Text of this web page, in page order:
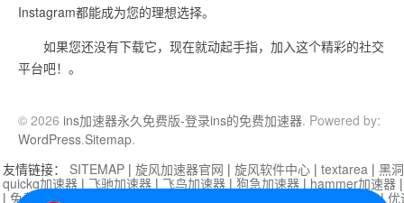
Instagram都能成为您的理想选择。
如果您还没有下载它，现在就动起手指，加入这个精彩的社交
平台吧！。
© 2026 ins加速器永久免费版-登录ins的免费加速器. Powered by:
WordPress.Sitemap.
友情链接： SITEMAP | 旋风加速器官网 | 旋风软件中心 | textarea | 黑
quickq加速器 | 飞驰加速器 | 飞鸟加速器 | 狗急加速器 | hammer加速器
| 免费vqn加速外网 迷雾通|优